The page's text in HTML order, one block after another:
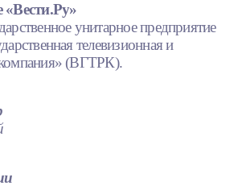
«Вести.Ру»
унитарное предприятие
телевизионная и
(ВГТРК).